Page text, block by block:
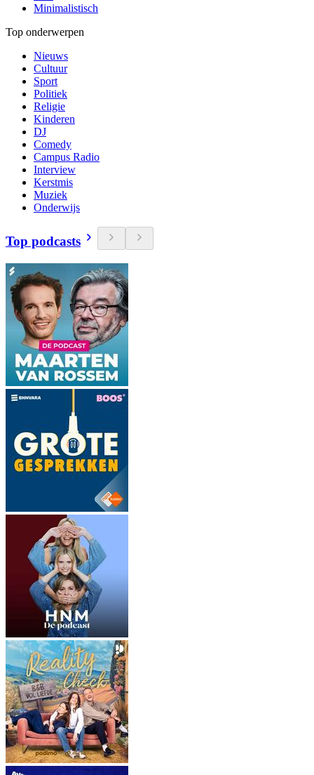
Minimalistisch
Top onderwerpen
Nieuws
Cultuur
Sport
Politiek
Religie
Kinderen
DJ
Comedy
Campus Radio
Interview
Kerstmis
Muziek
Onderwijs
Top podcasts